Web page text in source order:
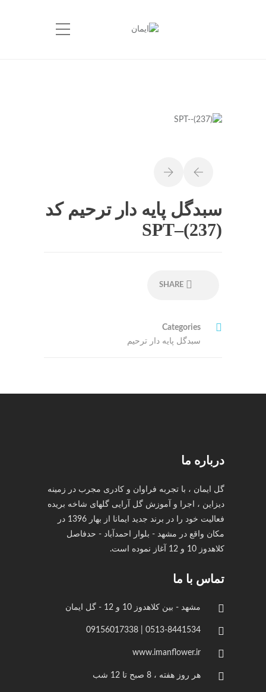
سبدگل پایه دار ترحیم کد
SPT–(237)
SHARE
Categories
سبدگل پایه دار ترحیم
درباره ما
گل ایمان ، با تجربه فراوان و کادری مجرب در زمینه
دیزاین ، اجرا و آموزش گل آرایی گلهای شاخه بریده
فعالیت خود را در برند جدید ایمانا از بهار 1396 در
مکان واقع در مشهد - بلوار احمدآباد - حدفاصل
کلاهدوز 10 و 12 آغاز نموده است.
تماس با ما
مشهد - بین کلاهدوز 10 و 12 - گل ایمان
0513-8441534 | 09156017338
www.imanflower.ir
هر روز هفته ، 8 صبح تا 12 شب